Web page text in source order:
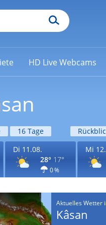
HD Live Webcams
16 Tage
Di 11.08.
28° 17°
0 %
Mi
Aktuelles Wetter
Kâsan